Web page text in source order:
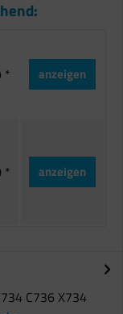
* anzeigen
* anzeigen
C736 X734